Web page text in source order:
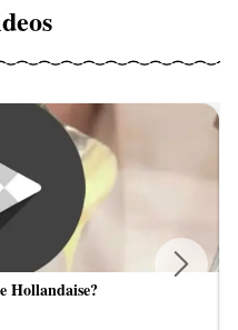
Hollandaise?